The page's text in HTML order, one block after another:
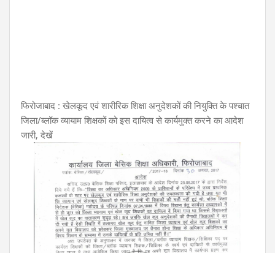
फिरोजाबाद : खेलकूद एवं शारीरिक शिक्षा अनुदेशकों की नियुक्ति के पश्चात
जिला/ब्लॉक व्यायाम शिक्षकों को इस दायित्व से कार्यमुक्त करने का आदेश
जारी, देखें